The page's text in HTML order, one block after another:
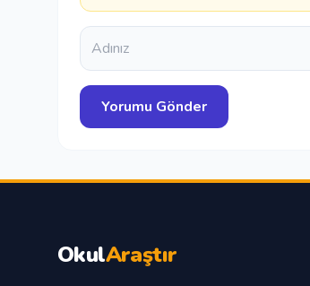
OkulAraştır